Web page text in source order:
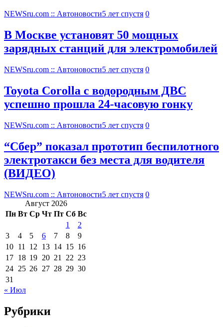
NEWSru.com :: Автоновости5 лет спустя 0
В Москве установят 50 мощных
зарядных станций для электромобилей
NEWSru.com :: Автоновости5 лет спустя 0
Toyota Corolla с водородным ДВС
успешно прошла 24-часовую гонку
NEWSru.com :: Автоновости5 лет спустя 0
“Сбер” показал прототип беспилотного
электротакси без места для водителя
(ВИДЕО)
NEWSru.com :: Автоновости5 лет спустя 0
Август 2026
Пн Вт Ср Чт Пт Сб Вс
1
2
3
4 5 6 7 8
9
10 11 12 13 14 15 16
17 18 19 20 21 22 23
24 25 26 27 28 29 30
31
« Июл
Рубрики